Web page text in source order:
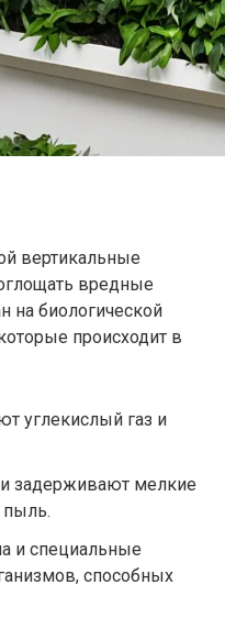
вертикальные
вредные
на биологической
происходит в
углекислый газ и
задерживают мелкие
пыль.
и специальные
способных